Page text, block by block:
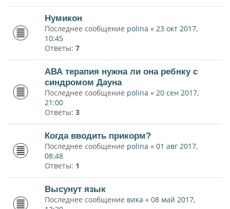
Нумикон
Последнее сообщение polina « 23 окт 2017,
10:45
Ответы: 7
АВА терапия нужна ли она ребнку с
синдромом Дауна
Последнее сообщение polina « 20 сен 2017,
21:00
Ответы: 3
Когда вводить прикорм?
Последнее сообщение polina « 01 авг 2017,
08:48
Ответы: 1
Высунут язык
Последнее сообщение вика « 08 май 2017,